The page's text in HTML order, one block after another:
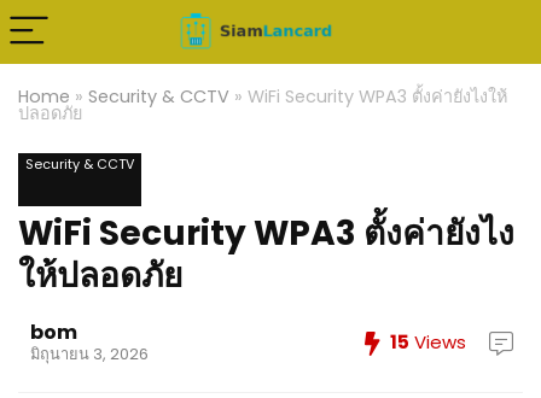
Home » Security & CCTV » WiFi Security WPA3 ตั้งค่ายังไงให้
ปลอดภัย
Security & CCTV
WiFi Security WPA3 ตั้งค่ายังไง
ให้ปลอดภัย
bom
มิถุนายน 3, 2026 15 Views